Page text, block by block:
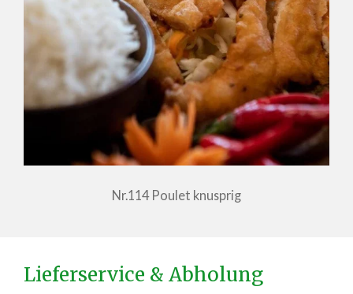
Nr.114 Poulet knusprig
Lieferservice & Abholung